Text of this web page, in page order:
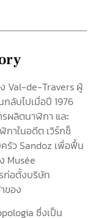
Val-de-Travers ผู้
ลับไปเมื่อปี 1976
ผลิตนาฬิกา และ
กาในอดีต เวิร์กช็
รัว Sandoz เพื่อฟื้น
Musée
ก่อตั้งบริษัท
ของ
ซึ่งเป็น